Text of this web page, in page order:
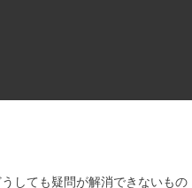
しても疑問が解消できないもの